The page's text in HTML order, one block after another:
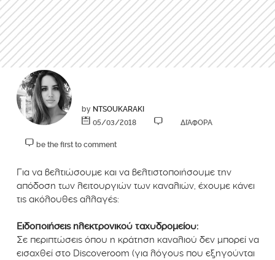
by NTSOUKARAKI
05/03/2018
ΔΙΆΦΟΡΑ
be the first to comment
Για να βελτιώσουμε και να βελτιστοποιήσουμε την
απόδοση των λειτουργιών των καναλιών, έχουμε κάνει
τις ακόλουθες αλλαγές:
Ειδοποιήσεις ηλεκτρονικού ταχυδρομείου:
Σε περιπτώσεις όπου η κράτηση καναλιού δεν μπορεί να
εισαχθεί στο Discoveroom (για λόγους που εξηγούνται